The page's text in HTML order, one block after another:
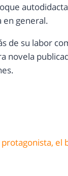
en general.
de su labor
novela
el